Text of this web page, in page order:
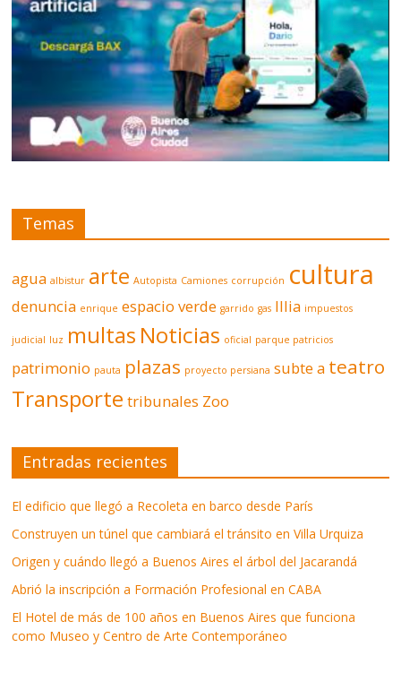
Temas
agua albistur arte Autopista Camiones corrupción cultura
denuncia enrique espacio verde garrido gas Illia impuestos
judicial luz multas Noticias oficial parque patricios
patrimonio pauta plazas proyecto persiana subte a teatro
Transporte tribunales Zoo
Entradas recientes
El edificio que llegó a Recoleta en barco desde París
Construyen un túnel que cambiará el tránsito en Villa Urquiza
Origen y cuándo llegó a Buenos Aires el árbol del Jacarandá
Abrió la inscripción a Formación Profesional en CABA
El Hotel de más de 100 años en Buenos Aires que funciona
como Museo y Centro de Arte Contemporáneo